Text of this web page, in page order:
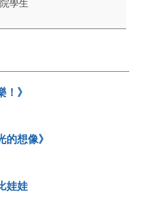
學生
！》
的想像》
娃娃